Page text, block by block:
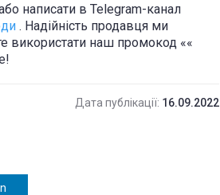
написати в Telegram-канал
. Надійність продавця ми
використати наш промокод ««
Дата публікації: 16.09.2022